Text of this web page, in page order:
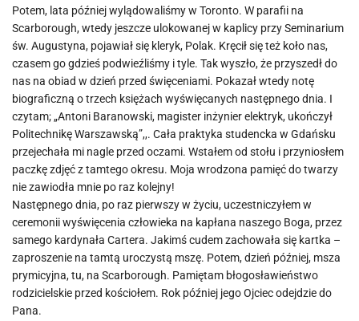
Potem, lata później wylądowaliśmy w Toronto. W parafii na
Scarborough, wtedy jeszcze ulokowanej w kaplicy przy Seminarium
św. Augustyna, pojawiał się kleryk, Polak. Kręcił się też koło nas,
czasem go gdzieś podwieźliśmy i tyle. Tak wyszło, że przyszedł do
nas na obiad w dzień przed święceniami. Pokazał wtedy notę
biograficzną o trzech księżach wyświęcanych następnego dnia. I
czytam; „Antoni Baranowski, magister inżynier elektryk, ukończył
Politechnikę Warszawską”,,. Cała praktyka studencka w Gdańsku
przejechała mi nagle przed oczami. Wstałem od stołu i przyniosłem
paczkę zdjęć z tamtego okresu. Moja wrodzona pamięć do twarzy
nie zawiodła mnie po raz kolejny!
Następnego dnia, po raz pierwszy w życiu, uczestniczyłem w
ceremonii wyświęcenia człowieka na kapłana naszego Boga, przez
samego kardynała Cartera. Jakimś cudem zachowała się kartka –
zaproszenie na tamtą uroczystą mszę. Potem, dzień później, msza
prymicyjna, tu, na Scarborough. Pamiętam błogosławieństwo
rodzicielskie przed kościołem. Rok później jego Ojciec odejdzie do
Pana.